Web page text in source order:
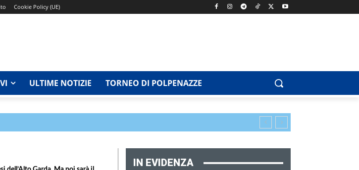
Cookie Policy (UE)
ULTIME NOTIZIE TORNEO DI POLPENAZZE
IN EVIDENZA